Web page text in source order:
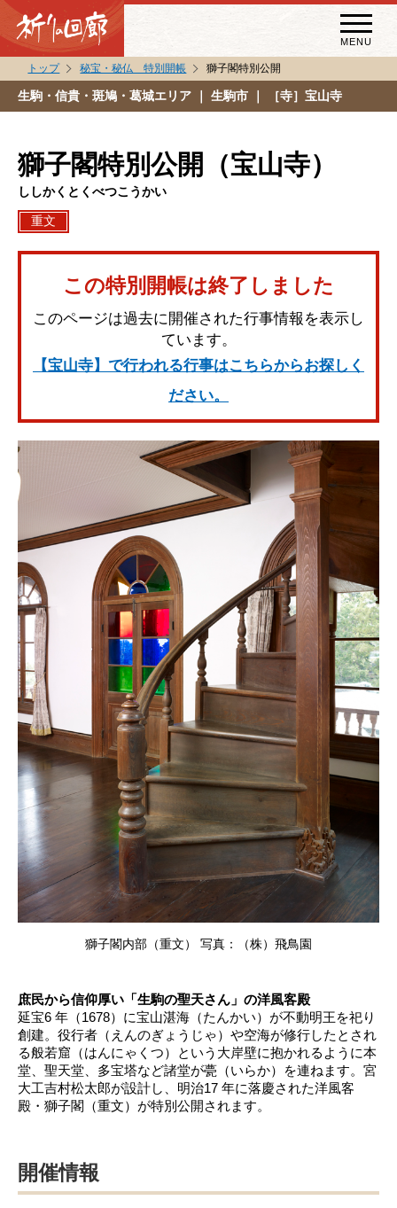
MENU
秘宝・秘仏特別開帳
祈りの回廊コラム
トップ 秘宝・秘仏 特別開帳 獅子閣特別公開
生駒・信貴・斑鳩・葛城エリア ｜ 生駒市 ｜ ［寺］宝山寺
獅子閣特別公開（宝山寺）
ししかくとくべつこうかい
重文
この特別開帳は終了しました
このページは過去に開催された行事情報を表示し
ています。
【宝山寺】で行われる行事はこちらからお探しく
ださい。
獅子閣内部（重文） 写真：（株）飛鳥園
庶民から信仰厚い「生駒の聖天さん」の洋風客殿
延宝6 年（1678）に宝山湛海（たんかい）が不動明王を祀り
創建。役行者（えんのぎょうじゃ）や空海が修行したとされ
る般若窟（はんにゃくつ）という大岸壁に抱かれるように本
堂、聖天堂、多宝塔など諸堂が甍（いらか）を連ねます。宮
大工吉村松太郎が設計し、明治17 年に落慶された洋風客
殿・獅子閣（重文）が特別公開されます。
開催情報